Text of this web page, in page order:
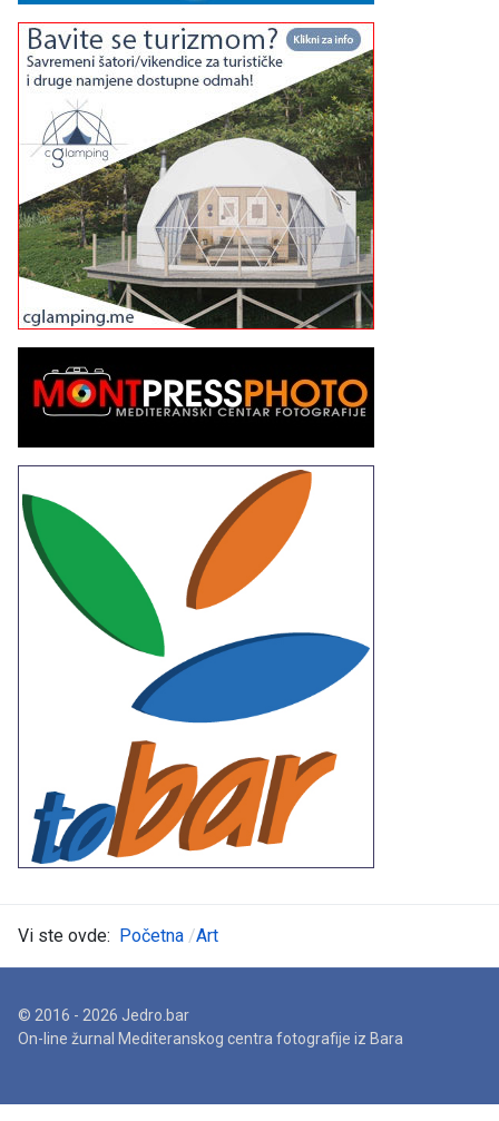
Vi ste ovde: Početna Art
© 2016 - 2026 Jedro.bar
On-line žurnal Mediteranskog centra fotografije iz Bara